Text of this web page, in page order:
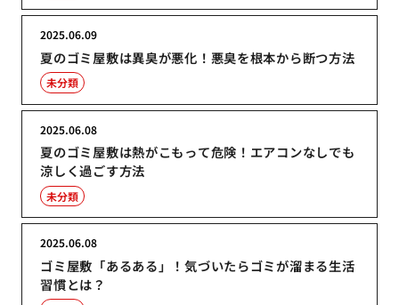
夏のゴミ屋敷は異臭が悪化！悪臭を根本から断つ方法
2025.06.09
未分類
夏のゴミ屋敷は熱がこもって危険！エアコンなしでも
涼しく過ごす方法
2025.06.08
未分類
ゴミ屋敷「あるある」！気づいたらゴミが溜まる生活
習慣とは？
2025.06.08